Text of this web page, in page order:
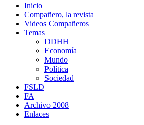
Inicio
Compañero, la revista
Videos Compañeros
Temas
DDHH
Economía
Mundo
Política
Sociedad
FSLD
FA
Archivo 2008
Enlaces